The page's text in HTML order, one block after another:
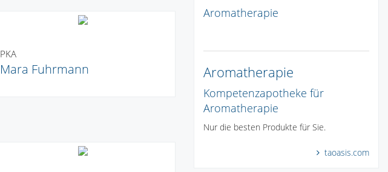
PKA
Mara Fuhrmann
Aromatherapie
Aromatherapie
Kompetenzapotheke für
Aromatherapie
Nur die besten Produkte für Sie.
taoasis.com